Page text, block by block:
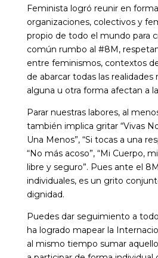
Feminista logró reunir en
organizaciones, colectivos y
propio de todo el mundo para
común rumbo al #8M,
entre feminismos, contextos
de abarcar todas las
alguna u otra forma afectan a
Parar nuestras labores, al
también implica gritar “Vivas
Una Menos”, “Si tocas a una
“No más acoso”, “Mi Cuerpo,
libre y seguro”. Pues ante el
individuales, es un grito
dignidad.
Puedes dar seguimiento a
ha logrado mapear la
al mismo tiempo sumar